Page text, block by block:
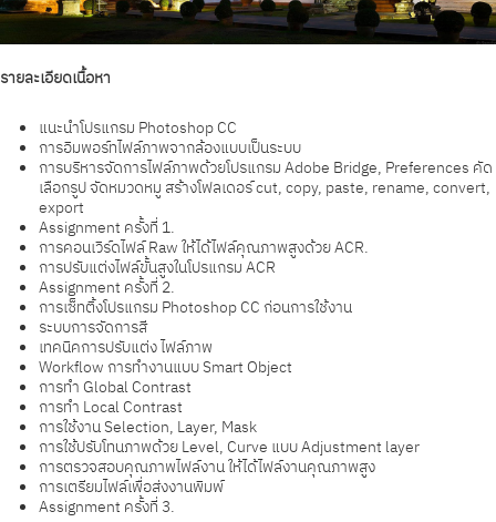
รายละเอียดเนื้อหา
แนะนำโปรแกรม Photoshop CC
การอิมพอร์ทไฟล์ภาพจากล้องแบบเป็นระบบ
การบริหารจัดการไฟล์ภาพด้วยโปรแกรม Adobe Bridge, Preferences คัด
เลือกรูป จัดหมวดหมู สร้างโฟลเดอร์ cut, copy, paste, rename, convert,
export
Assignment ครั้งที่ 1.
การคอนเวิร์ดไฟล์ Raw ให้ได้ไฟล์คุณภาพสูงด้วย ACR.
การปรับแต่งไฟล์ขั้นสูงในโปรแกรม ACR
Assignment ครั้งที่ 2.
การเซ็ทติ้งโปรแกรม Photoshop CC ก่อนการใช้งาน
ระบบการจัดการสี
เทคนิคการปรับแต่ง ไฟล์ภาพ
Workflow การทำงานแบบ Smart Object
การทำ Global Contrast
การทำ Local Contrast
การใช้งาน Selection, Layer, Mask
การใช้ปรับโทนภาพด้วย Level, Curve แบบ Adjustment layer
การตรวจสอบคุณภาพไฟล์งาน ให้ได้ไฟล์งานคุณภาพสูง
การเตรียมไฟล์เพื่อส่งงานพิมพ์
Assignment ครั้งที่ 3.